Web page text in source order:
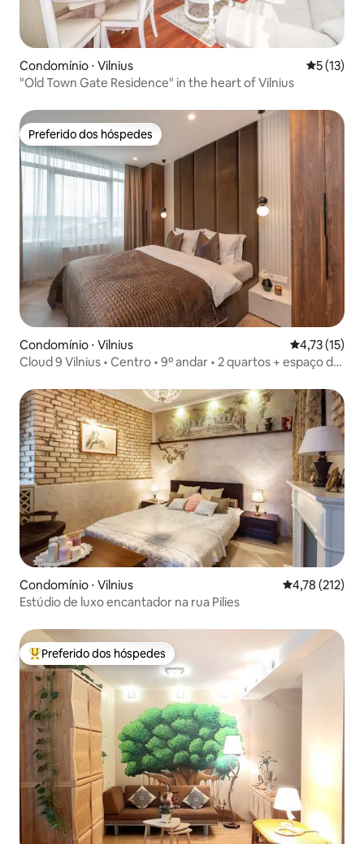
Condomínio ⋅ Vilnius 5 de uma
5 (13)
"Old Town Gate Residence" in the heart of Vilnius
Preferido dos hóspedes
Preferido dos hóspedes
Condomínio ⋅ Vilnius 4,73 de uma
4,73 (15)
Cloud 9 Vilnius • Centro • 9º andar • 2 quartos + espaço de
Condomínio ⋅ Vilnius 4,78 de uma
4,78 (212)
Estúdio de luxo encantador na rua Pilies
Entre os melhores preferidos dos hóspedes
Preferido dos hóspedes